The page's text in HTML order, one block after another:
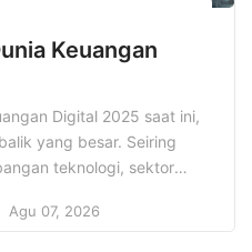
Keuangan
Digital 2025 saat ini,
yang besar. Seiring
teknologi, sektor
kekuatan
Agu 07, 2026